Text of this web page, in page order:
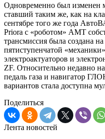
Одновременно был изменен
ставший таким же, как на
сентябре того же года
Priora с «роботом» AMT
трансмиссия была создана
пятиступенчатой
электроактуаторов и
ZF. Относительно недавно
педаль газа и навигатор
вариантов стала доступна
Поделиться
Лента новостей